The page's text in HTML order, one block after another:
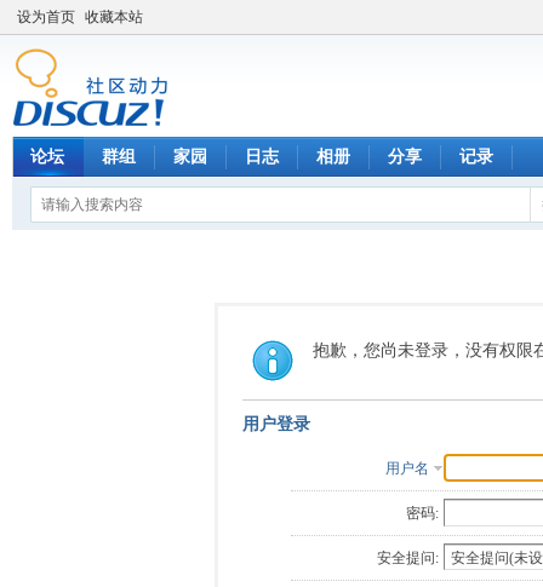
设为首页 收藏本站
论坛 群组 家园 日志 相册 分享 记录
抱歉，您尚未登录，没有权限
用户登录
用户名
密码:
安全提问: